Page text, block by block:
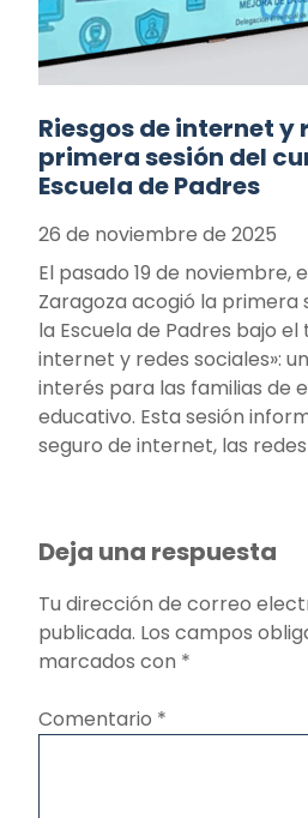
Riesgos de internet y
primera sesión del
Escuela de Padres
26 de noviembre de 2025
El pasado 19 de noviembre,
Zaragoza acogió la primera
la Escuela de Padres bajo el
internet y redes sociales»:
interés para las familias de
educativo. Esta sesión
seguro de internet, las
Deja una respuesta
Tu dirección de correo
publicada. Los campos
marcados con *
Comentario *